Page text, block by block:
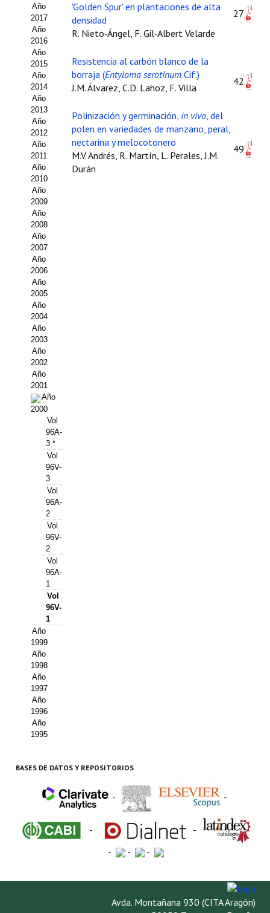
Equipo Editorial
Leer revista ITEA
Directrices para autores/as
Políticas Editoriales
Propuesta Volumen Especial
Sello Calidad FECYT
Premio Prensa Agraria
Buscador de Artículos
JORNADAS AIDA
Presentación Jornadas
Comunicaciones
Jornadas PAM 2026
Premio Jóvenes Investigadores
Buscador de Comunicaciones
Buscador de Comunicaciones
CONTACTO
BUSCADOR
Año
2017
Año
2016
Año
2015
Año
2014
Año
2013
Año
2012
Año
2011
Año
2010
Año
2009
Año
2008
Año
2007
Año
2006
Año
2005
Año
2004
Año
2003
Año
2002
Año
2001
Año
2000
Vol
96A-
3 *
Vol
96V-
3
Vol
96A-
2
Vol
96V-
2
Vol
96A-
1
Vol
96V-
1
Año
1999
Año
1998
Año
1997
Año
1996
Año
1995
'Golden Spur' en plantaciones de alta
densidad
R. Nieto‑Ángel, F. Gil‑Albert Velarde
27
Resistencia al carbón blanco de la
borraja (Entyloma serotinum Cif.)
J.M. Álvarez, C.D. Lahoz, F. Villa
42
Polinización y germinación, in vivo, del
polen en variedades de manzano, peral,
nectarina y melocotonero
M.V. Andrés, R. Martín, L. Perales, J.M.
Durán
49
BASES DE DATOS Y REPOSITORIOS
- -
-
-
-
- -
Avda. Montañana 930 (CITA Aragón)